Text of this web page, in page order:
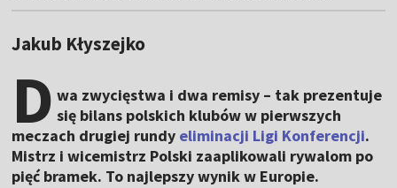
Jakub Kłyszejko
D wa zwycięstwa i dwa remisy – tak prezentuje
się bilans polskich klubów w pierwszych
meczach drugiej rundy eliminacji Ligi Konferencji.
Mistrz i wicemistrz Polski zaaplikowali rywalom po
pięć bramek. To najlepszy wynik w Europie.